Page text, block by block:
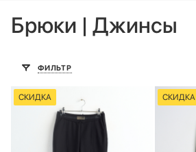
Брюки | Джинсы
ФИЛЬТР
СКИДКА СКИДКА